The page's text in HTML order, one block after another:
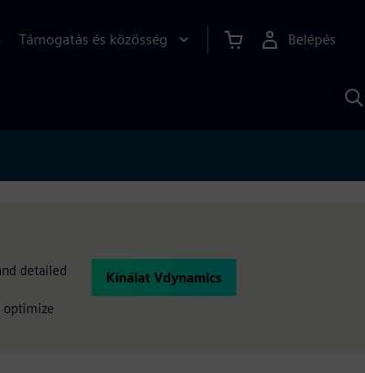
Támogatás és közösség Belépés
detailed
optimize
Kínálat Vdynamics